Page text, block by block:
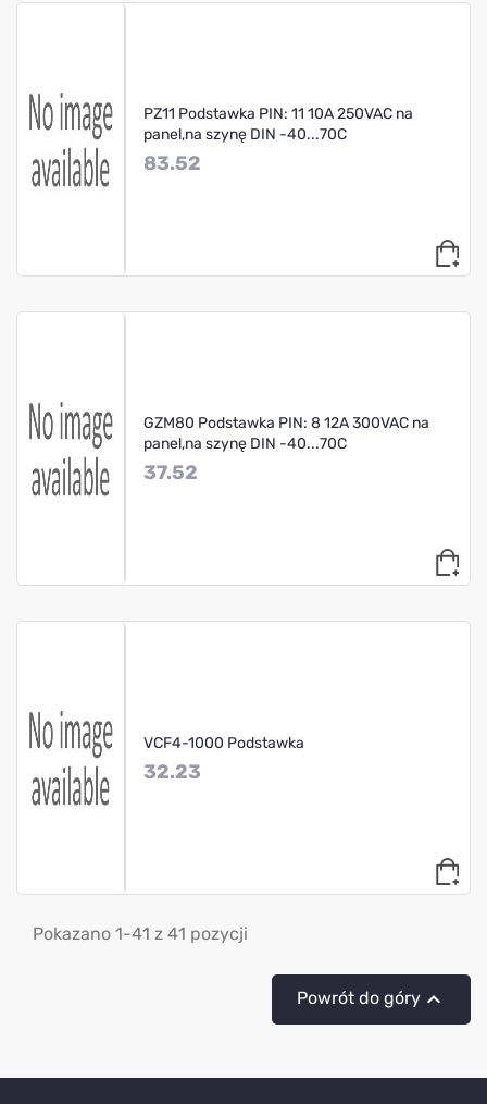
PZ11 Podstawka PIN: 11 10A 250VAC na
panel,na szynę DIN -40...70C
83.52
GZM80 Podstawka PIN: 8 12A 300VAC na
panel,na szynę DIN -40...70C
37.52
VCF4-1000 Podstawka
32.23
Pokazano 1-41 z 41 pozycji
Powrót do góry